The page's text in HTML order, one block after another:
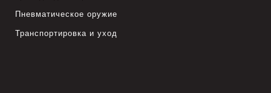
Пневматическое оружие
Транспортировка и уход